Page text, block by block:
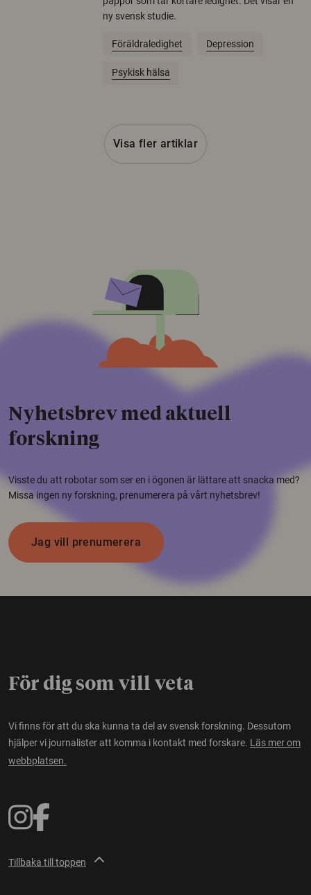
ny svensk studie.
Föräldraledighet Depression
Psykisk hälsa
Visa fler artiklar
Nyhetsbrev med aktuell
forskning
Visste du att robotar som ser en i ögonen är lättare att snacka med?
Missa ingen ny forskning, prenumerera på vårt nyhetsbrev!
Jag vill prenumerera
För dig som vill veta
Vi finns för att du ska kunna ta del av svensk forskning. Dessutom
hjälper vi journalister att komma i kontakt med forskare. Läs mer om
webbplatsen.
Tillbaka till toppen